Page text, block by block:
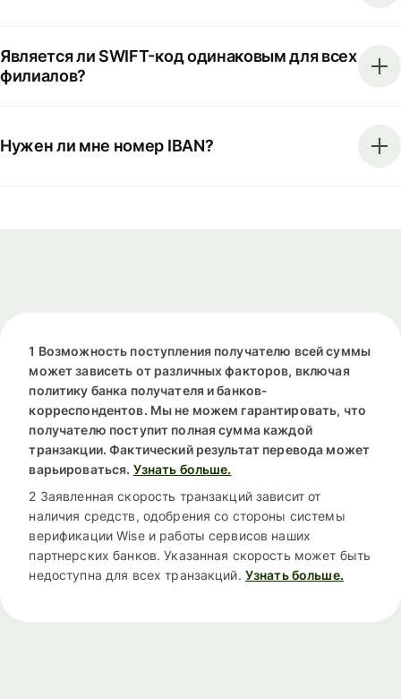
Является ли SWIFT-код одинаковым для всех
филиалов?
Нужен ли мне номер IBAN?
1 Возможность поступления получателю всей суммы
может зависеть от различных факторов, включая
политику банка получателя и банков-
корреспондентов. Мы не можем гарантировать, что
получателю поступит полная сумма каждой
транзакции. Фактический результат перевода может
варьироваться. Узнать больше.
2 Заявленная скорость транзакций зависит от
наличия средств, одобрения со стороны системы
верификации Wise и работы сервисов наших
партнерских банков. Указанная скорость может быть
недоступна для всех транзакций. Узнать больше.